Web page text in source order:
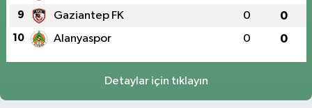
9 Gaziantep FK 0 0
10 Alanyaspor 0 0
Detaylar için tıklayın